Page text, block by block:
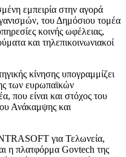
εμπειρία στην αγορά
του Δημόσιου τομέα
κοινής ωφέλειας,
και τηλεπικοινωνιακοί
κίνησης υπογραμμίζει
των ευρωπαϊκών
που είναι και στόχος του
Ανάκαμψης και
για Τελωνεία,
η πλατφόρμα Govtech της